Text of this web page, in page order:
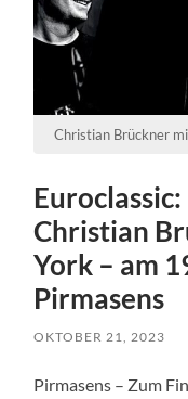
Christian Brückner
Christian
York – am
Pirmasens
OKTOBER 21, 2023
Pirmasens – Zum